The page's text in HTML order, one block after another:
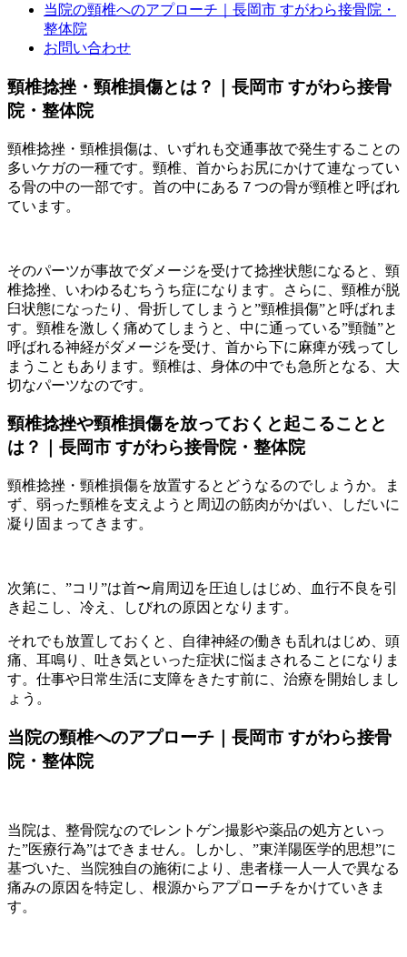
当院の頸椎へのアプローチ｜長岡市 すがわら接骨院・
整体院
お問い合わせ
頸椎捻挫・頸椎損傷とは？｜長岡市 すがわら接骨
院・整体院
頸椎捻挫・頸椎損傷は、いずれも交通事故で発生することの
多いケガの一種です。頸椎、首からお尻にかけて連なってい
る骨の中の一部です。首の中にある７つの骨が頸椎と呼ばれ
ています。
そのパーツが事故でダメージを受けて捻挫状態になると、頸
椎捻挫、いわゆるむちうち症になります。さらに、頸椎が脱
臼状態になったり、骨折してしまうと”頸椎損傷”と呼ばれま
す。頸椎を激しく痛めてしまうと、中に通っている”頸髄”と
呼ばれる神経がダメージを受け、首から下に麻痺が残ってし
まうこともあります。頸椎は、身体の中でも急所となる、大
切なパーツなのです。
頸椎捻挫や頸椎損傷を放っておくと起こることと
は？｜長岡市 すがわら接骨院・整体院
頸椎捻挫・頸椎損傷を放置するとどうなるのでしょうか。ま
ず、弱った頸椎を支えようと周辺の筋肉がかばい、しだいに
凝り固まってきます。
次第に、”コリ”は首〜肩周辺を圧迫しはじめ、血行不良を引
き起こし、冷え、しびれの原因となります。
それでも放置しておくと、自律神経の働きも乱れはじめ、頭
痛、耳鳴り、吐き気といった症状に悩まされることになりま
す。仕事や日常生活に支障をきたす前に、治療を開始しまし
ょう。
当院の頸椎へのアプローチ｜長岡市 すがわら接骨
院・整体院
当院は、整骨院なのでレントゲン撮影や薬品の処方といっ
た”医療行為”はできません。しかし、”東洋陽医学的思想”に
基づいた、当院独自の施術により、患者様一人一人で異なる
痛みの原因を特定し、根源からアプローチをかけていきま
す。